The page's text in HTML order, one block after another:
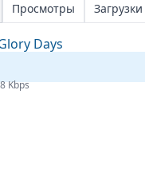
Просмотры Загрузки
Days
Kbps